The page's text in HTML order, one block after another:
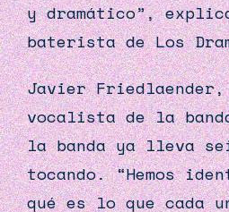
y dramático”,
baterista deLos
Javier
vocalista de la
la banda ya lleva
tocando. “Hemos
qué es lo que cada